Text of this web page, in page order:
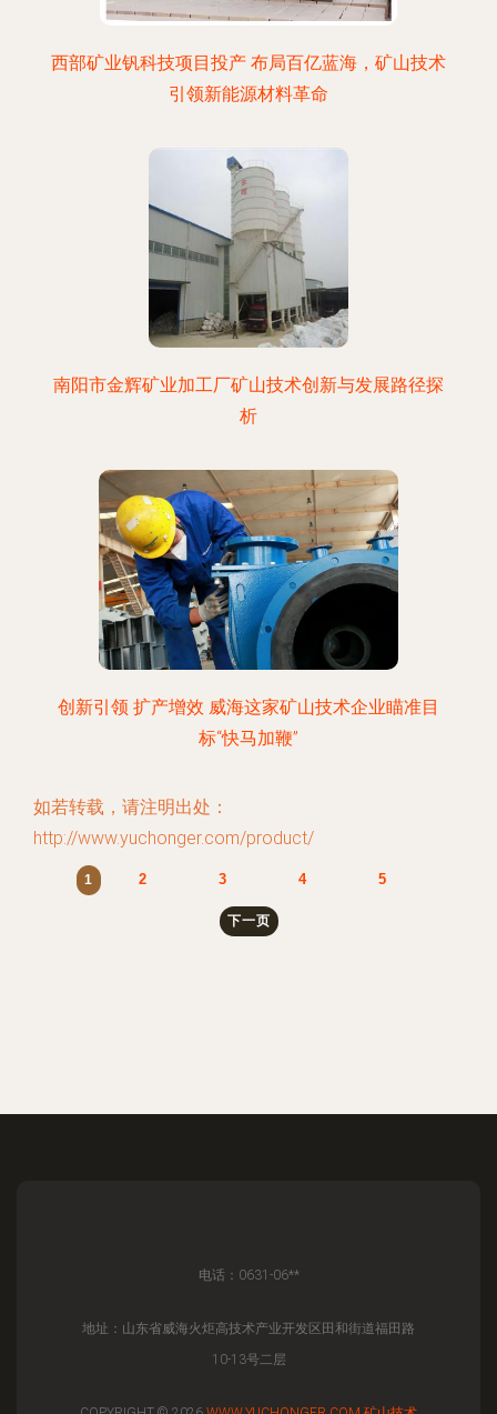
西部矿业钒科技项目投产 布局百亿蓝海，矿山技术
引领新能源材料革命
南阳市金辉矿业加工厂矿山技术创新与发展路径探
析
创新引领 扩产增效 威海这家矿山技术企业瞄准目
标“快马加鞭”
如若转载，请注明出处：
http://www.yuchonger.com/product/
1 2 3 4 5
下一页
电话：0631-06**
地址：山东省威海火炬高技术产业开发区田和街道福田路
10-13号二层